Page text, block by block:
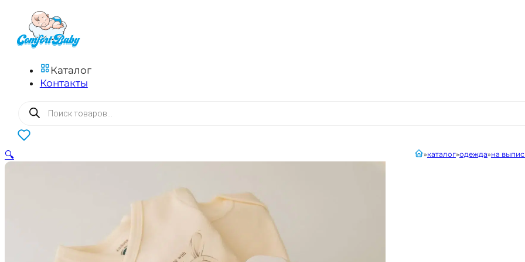
Каталог
Контакты
Поиск
товаров
0
главнаякаталог одежда на
🔍